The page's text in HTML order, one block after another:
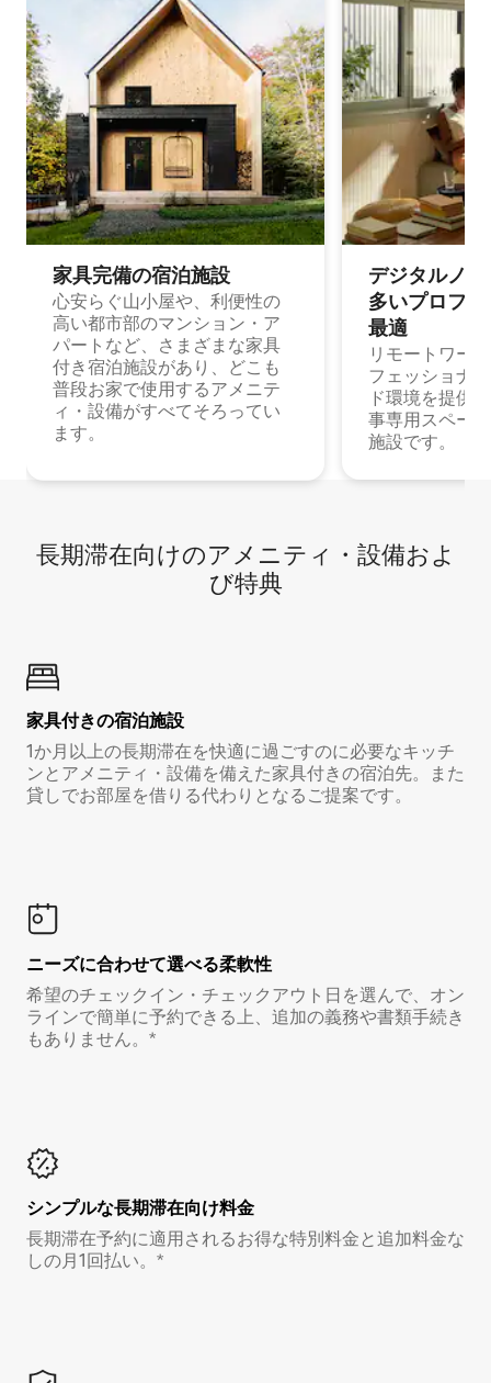
家具完備の宿⁠泊⁠施⁠設
心安らぐ山小屋や、利便性の
高い都市部のマンション・ア
パートなど、さまざまな家具
付き宿泊施設があり、どこも
普段お家で使用するアメニテ
ィ・設備がすべてそろってい
ます。
デジタルノ
多⁠いプ⁠ロ⁠フ⁠
最⁠適
リモートワー
フェッショナ
ド環境を提供
事専用スペー
施設です。
長期滞在向け⁠のア⁠メ⁠ニ⁠テ⁠ィ⁠・設⁠備⁠およ
び特⁠典
家具付き⁠の宿⁠泊⁠施⁠設
1か月以上の長期滞在を快適に過ごすのに必要なキッチ
ンとアメニティ・設備を備えた家具付きの宿泊先。また
貸しでお部屋を借りる代わりとなるご提案です。
ニーズに合わせて選べる柔軟性
希望のチェックイン・チェックアウト日を選んで、オン
ラインで簡単に予約できる上、追加の義務や書類手続き
もありません。*
シンプルな長期滞在向け料金
長期滞在予約に適用されるお得な特別料金と追加料金な
しの月1回払い。*